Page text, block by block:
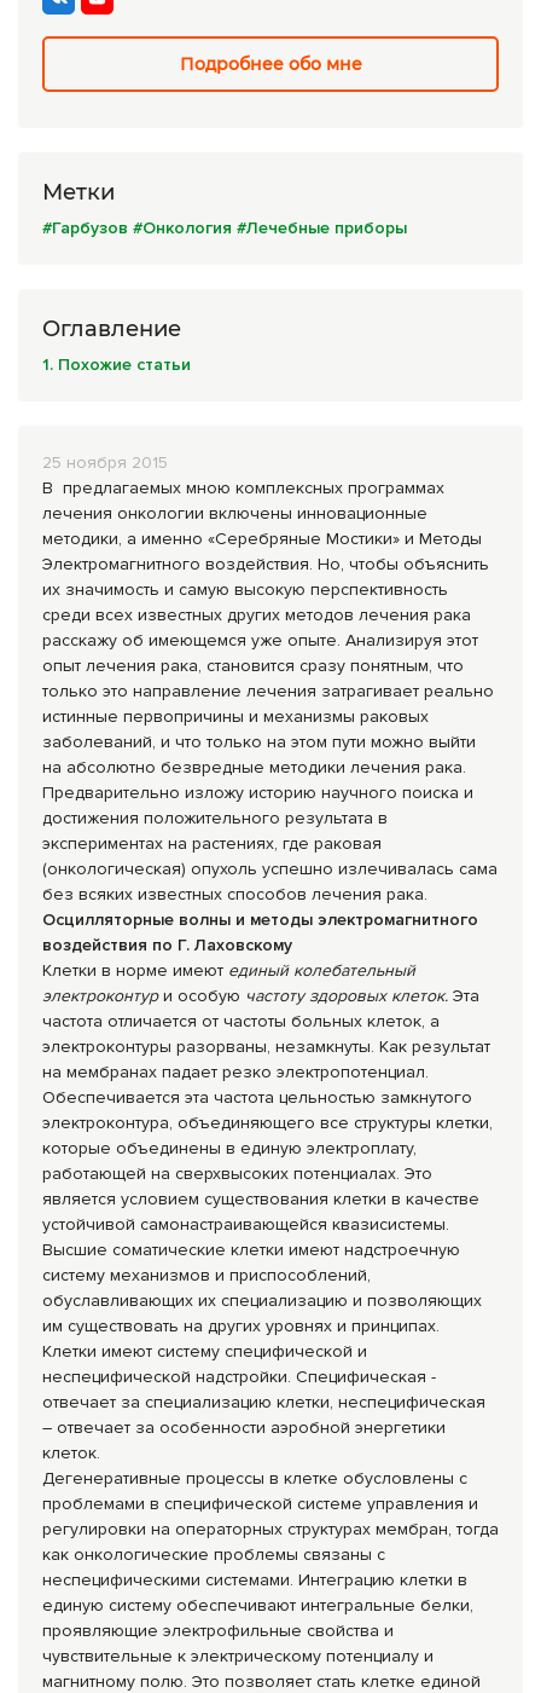
Натуральные растительные масла
Лечебные мази
Приборы лечебные
25 ноября 2015
В предлагаемых мною комплексных программах
лечения онкологии включены инновационные
методики, а именно «Серебряные Мостики» и Методы
Электромагнитного воздействия. Но, чтобы объяснить
их значимость и самую высокую перспективность
среди всех известных других методов лечения рака
расскажу об имеющемся уже опыте. Анализируя этот
опыт лечения рака, становится сразу понятным, что
только это направление лечения затрагивает реально
истинные первопричины и механизмы раковых
заболеваний, и что только на этом пути можно выйти
на абсолютно безвредные методики лечения рака.
Предварительно изложу историю научного поиска и
достижения положительного результата в
экспериментах на растениях, где раковая
(онкологическая) опухоль успешно излечивалась сама
без всяких известных способов лечения рака.
Осцилляторные волны и методы электромагнитного
воздействия по Г. Лаховскому
Клетки в норме имеют единый колебательный
электроконтури особую частоту здоровых клеток. Эта
частота отличается от частоты больных клеток, а
электроконтуры разорваны, незамкнуты. Как результат
на мембранах падает резко электропотенциал.
Обеспечивается эта частота цельностью замкнутого
электроконтура, объединяющего все структуры клетки,
которые объединены в единую электроплату,
работающей на сверхвысоких потенциалах. Это
является условием существования клетки в качестве
устойчивой самонастраивающейся квазисистемы.
Высшие соматические клетки имеют надстроечную
систему механизмов и приспособлений,
обуславливающих их специализацию и позволяющих
им существовать на других уровнях и принципах.
Клетки имеют систему специфической и
неспецифической надстройки. Специфическая -
отвечает за специализацию клетки, неспецифическая
– отвечает за особенности аэробной энергетики
клеток.
Дегенеративные процессы в клетке обусловлены с
проблемами в специфической системе управления и
регулировки на операторных структурах мембран, тогда
как онкологические проблемы связаны с
неспецифическими системами. Интеграцию клетки в
единую систему обеспечивают интегральные белки,
проявляющие электрофильные свойства и
чувствительные к электрическому потенциалу и
магнитному полю. Это позволяет стать клетке единой
Подробнее обо мне
Метки
#Гарбузов #Онкология #Лечебные приборы
Оглавление
1. Похожие статьи